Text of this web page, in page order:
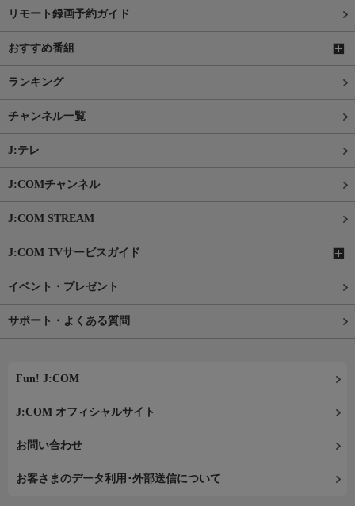
リモート録画予約ガイド
おすすめ番組
ランキング
チャンネル一覧
J:テレ
J:COMチャンネル
J:COM STREAM
J:COM TVサービスガイド
イベント・プレゼント
サポート・よくある質問
Fun! J:COM
J:COM オフィシャルサイト
お問い合わせ
お客さまのデータ利用･外部送信について